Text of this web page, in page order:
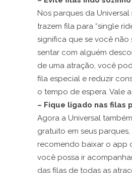
Nos parques da
trazem fila para “single
significa que se você não
sentar com alguém
de uma atração, você
fila especial e reduzir
o tempo de espera. Vale
– Fique ligado nas filas
Agora a Universal
gratuito em seus
recomendo baixar o app
você possa ir
das filas de todas as